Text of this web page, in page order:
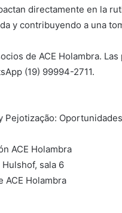
directamente en la
y contribuyendo a una
de ACE Holambra.
(19) 99994-2711.
ACE Holambra
sala 6
ACE Holambra